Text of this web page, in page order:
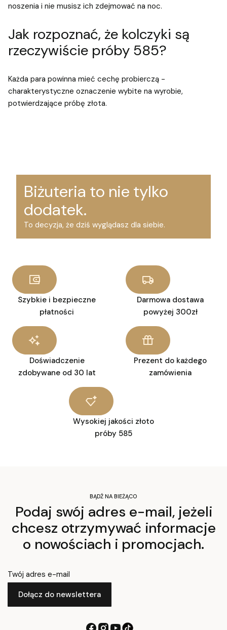
noszenia i nie musisz ich zdejmować na noc.
Jak rozpoznać, że kolczyki są
rzeczywiście próby 585?
Każda para powinna mieć cechę probierczą -
charakterystyczne oznaczenie wybite na wyrobie,
potwierdzające próbę złota.
Biżuteria to nie tylko
dodatek.
To decyzja, że dziś wyglądasz dla siebie.
Szybkie i bezpieczne
płatności
Darmowa dostawa
powyżej 300zł
Doświadczenie
zdobywane od 30 lat
Prezent do każdego
zamówienia
Wysokiej jakości złoto
próby 585
BĄDŹ NA BIEŻĄCO
Podaj swój adres e-mail, jeżeli
chcesz otrzymywać informacje
o nowościach i promocjach.
Twój adres e-mail
Dołącz do newslettera